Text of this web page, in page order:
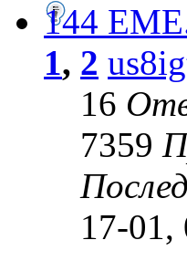
144
1, 2
16
7359
17-01,